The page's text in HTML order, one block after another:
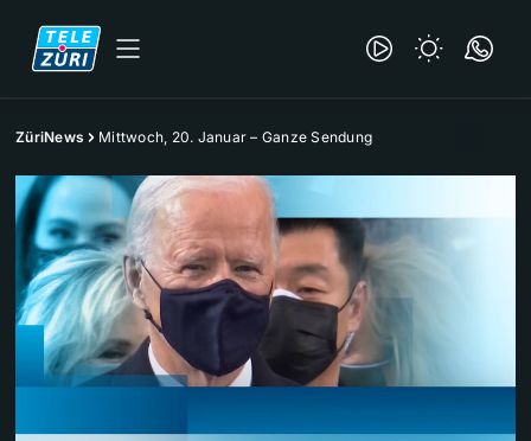
ZüriNews Mittwoch, 20. Januar – Ganze Sendung